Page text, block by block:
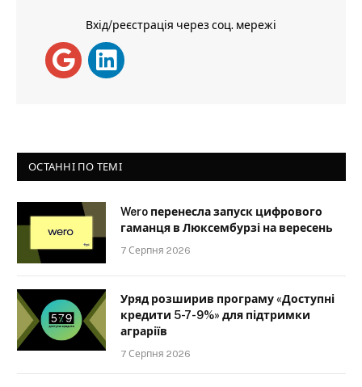
Вхід/реєстрація через соц. мережі
ОСТАННІ ПО ТЕМІ
Wero перенесла запуск цифрового
гаманця в Люксембурзі на вересень
7 Серпня 2026
Уряд розширив програму «Доступні
кредити 5-7-9%» для підтримки
аграріїв
7 Серпня 2026